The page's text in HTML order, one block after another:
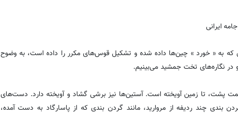
ایرانی
که به « خورد » چین‌ها داده شده و تشکیل قوس‌های مکرر را داده است، به وضوح
نگاره‌های تخت جمشید می‌بینیم.
پشت، تا زمین آویخته است. آستین‌ها نیز برشی گشاد و آویخته دارد. دست‌های
بندی چند ردیفه از مروارید، مانند گردن بندی که از پاسارگاد به دست آمده،